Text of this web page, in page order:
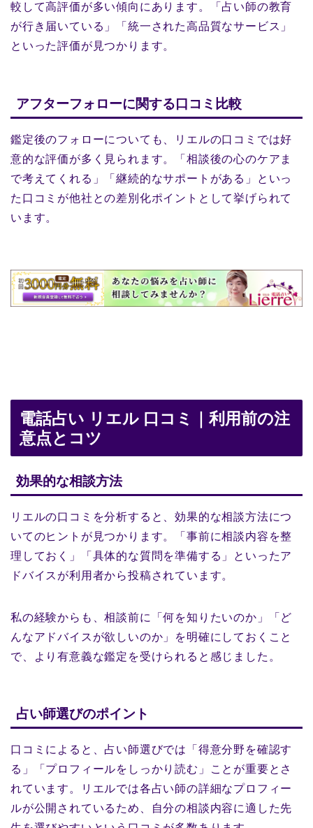
較して高評価が多い傾向にあります。「占い師の教育
が行き届いている」「統一された高品質なサービス」
といった評価が見つかります。
アフターフォローに関する口コミ比較
鑑定後のフォローについても、リエルの口コミでは好
意的な評価が多く見られます。「相談後の心のケアま
で考えてくれる」「継続的なサポートがある」といっ
た口コミが他社との差別化ポイントとして挙げられて
います。
電話占い リエル 口コミ｜利用前の注
意点とコツ
効果的な相談方法
リエルの口コミを分析すると、効果的な相談方法につ
いてのヒントが見つかります。「事前に相談内容を整
理しておく」「具体的な質問を準備する」といったア
ドバイスが利用者から投稿されています。
私の経験からも、相談前に「何を知りたいのか」「ど
んなアドバイスが欲しいのか」を明確にしておくこと
で、より有意義な鑑定を受けられると感じました。
占い師選びのポイント
口コミによると、占い師選びでは「得意分野を確認す
る」「プロフィールをしっかり読む」ことが重要とさ
れています。リエルでは各占い師の詳細なプロフィー
ルが公開されているため、自分の相談内容に適した先